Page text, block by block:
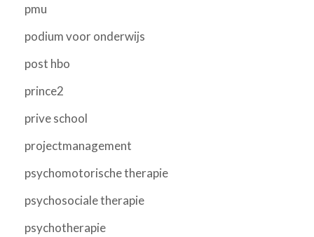
pmu
podium voor onderwijs
post hbo
prince2
prive school
projectmanagement
psychomotorische therapie
psychosociale therapie
psychotherapie